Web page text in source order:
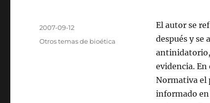
El autor se
después y se
antinidatorio,
evidencia.
Normativa el
informado en
Publicado
2007-09-12
Categorías
Otros temas de bioética